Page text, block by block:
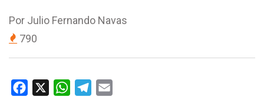
Por Julio Fernando Navas
790
W